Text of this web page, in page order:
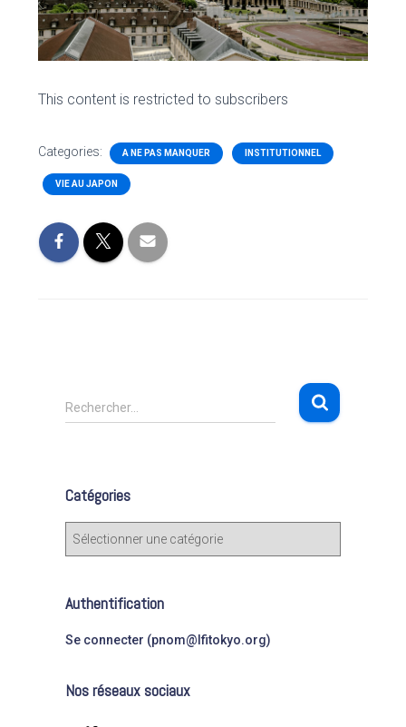
This content is restricted to subscribers
Categories: A NE PAS MANQUER INSTITUTIONNEL
VIE AU JAPON
R
e
r
c
e
Rechercher…
Catégories
C
g
o
e
Authentification
Se connecter (pnom@lfitokyo.org)
Nos réseaux sociaux